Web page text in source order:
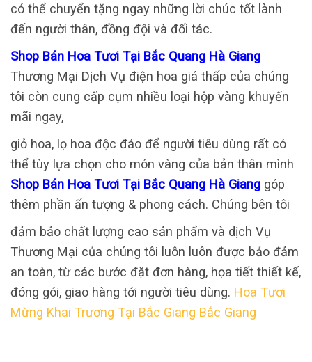
có thể chuyển tặng ngay những lời chúc tốt lành
đến người thân, đồng đội và đối tác.
Shop Bán Hoa Tươi Tại Bắc Quang Hà Giang
Thương Mại Dịch Vụ điện hoa giá thấp của chúng
tôi còn cung cấp cụm nhiều loại hộp vàng khuyến
mãi ngay,
giỏ hoa, lọ hoa độc đáo để người tiêu dùng rất có
thể tùy lựa chọn cho món vàng của bản thân mình
Shop Bán Hoa Tươi Tại Bắc Quang Hà Giang góp
thêm phần ấn tượng & phong cách. Chúng bên tôi
đảm bảo chất lượng cao sản phẩm và dịch Vụ
Thương Mại của chúng tôi luôn luôn được bảo đảm
an toàn, từ các bước đặt đơn hàng, họa tiết thiết kế,
đóng gói, giao hàng tới người tiêu dùng. Hoa Tươi
Mừng Khai Trương Tại Bắc Giang Bắc Giang